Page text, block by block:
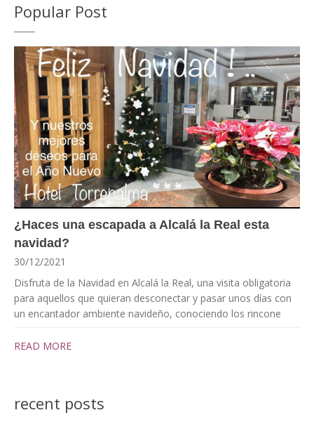
Popular Post
¿Haces una escapada a Alcalá la Real esta
navidad?
30/12/2021
Disfruta de la Navidad en Alcalá la Real, una visita obligatoria
para aquellos que quieran desconectar y pasar unos días con
un encantador ambiente navideño, conociendo los rincone
READ MORE
recent posts